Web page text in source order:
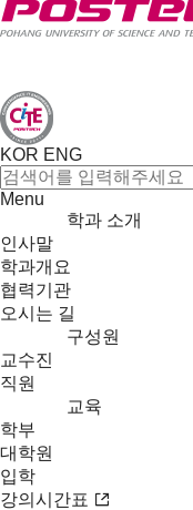
KOR ENG
Menu
학과 소개
인사말
학과개요
협력기관
오시는 길
구성원
교수진
직원
교육
학부
대학원
입학
강의시간표